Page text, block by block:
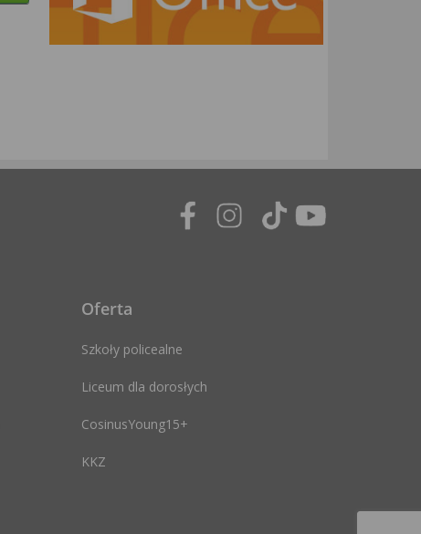
Oferta
Szkoły policealne
Liceum dla dorosłych
CosinusYoung15+
KKZ